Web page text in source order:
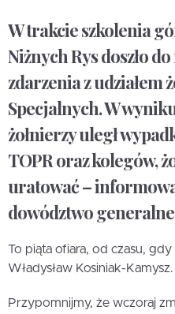
W trakcie szkolenia
Niżnych Rys doszło
zdarzenia z udziałem
Specjalnych. W
żołnierzy uległ
TOPR oraz kolegów,
uratować –
dowództwo
To piąta ofiara, od czasu,
Władysław Kosiniak-Kamysz.
Przypomnijmy, że wczoraj